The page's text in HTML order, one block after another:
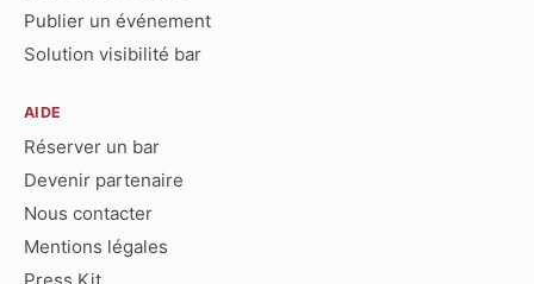
Publier un événement
Solution visibilité bar
AIDE
Réserver un bar
Devenir partenaire
Nous contacter
Mentions légales